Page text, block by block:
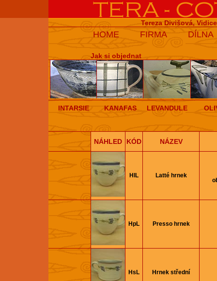
Tereza Divišová,
HOME FIRMA DÍLNA
Jak si objednat
INTARSIE KANAFAS LEVANDULE
NÁHLED KÓD NÁZEV
HlL Latté hrnek
HpL Presso hrnek
HsL Hrnek střední